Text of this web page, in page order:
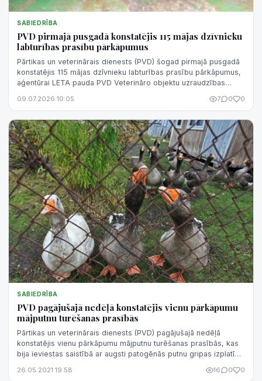
SABIEDRĪBA
PVD pirmajā pusgadā konstatējis 115 mājas dzīvnieku
labturības prasību pārkāpumus
Pārtikas un veterinārais dienests (PVD) šogad pirmajā pusgadā
konstatējis 115 mājas dzīvnieku labturības prasību pārkāpumus,
aģentūrai LETA pauda PVD Veterināro objektu uzraudzības
09.07.2026 10:05 7 0 0
SABIEDRĪBA
PVD pagājušajā nedēļā konstatējis vienu pārkāpumu
mājputnu turēšanas prasībās
Pārtikas un veterinārais dienests (PVD) pagājušajā nedēļā
konstatējis vienu pārkāpumu mājputnu turēšanas prasībās, kas
bija ieviestas saistībā ar augsti patogēnās putnu gripas izplatību
26.05.2021 19:58 16 0 0